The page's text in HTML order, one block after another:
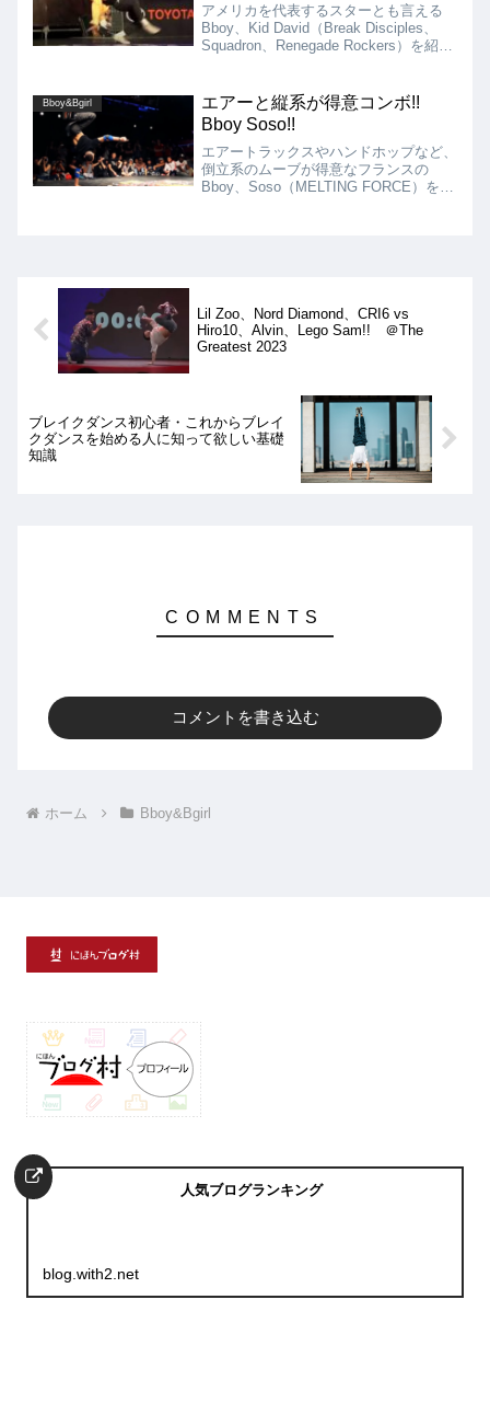
アメリカを代表するスターとも言える
Bboy、Kid David（Break Disciples、
Squadron、Renegade Rockers）を紹
も出演し、活躍しています!!
Bboy&Bgirl
エアーと縦系が得意コンボ!!
Bboy Soso!!
エアートラックスやハンドホップなど、
倒立系のムーブが得意なフランスの
Bboy、Soso（MELTING FORCE）を紹
Lil Zoo、Nord Diamond、CRI6 vs
Hiro10、Alvin、Lego Sam!! ＠The
Greatest 2023
ブレイクダンス初心者・これからブレイ
クダンスを始める人に知って欲しい基礎
知識
コメントを書き込む
ホーム Bboy&Bgirl
人気ブログランキング
blog.with2.net